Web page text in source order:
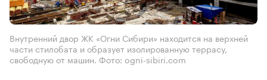
Внутренний двор ЖК «Огни Сибири» находится на верхней
части стилобата и образует изолированную террасу,
свободную от машин. Фото: ogni-sibiri.com